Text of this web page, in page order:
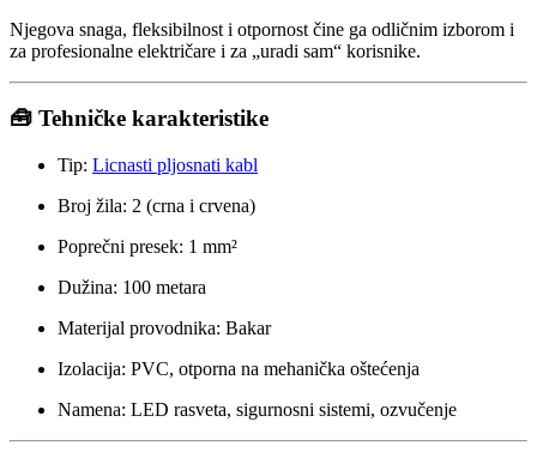
Njegova snaga, fleksibilnost i otpornost čine ga odličnim izborom i
za profesionalne električare i za „uradi sam“ korisnike.
🧰 Tehničke karakteristike
Tip: Licnasti pljosnati kabl
Broj žila: 2 (crna i crvena)
Poprečni presek: 1 mm²
Dužina: 100 metara
Materijal provodnika: Bakar
Izolacija: PVC, otporna na mehanička oštećenja
Namena: LED rasveta, sigurnosni sistemi, ozvučenje